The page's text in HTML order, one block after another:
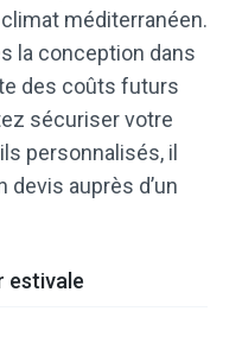
méditerranéen.
la conception dans
des coûts futurs
sécuriser votre
personnalisés, il
auprès d’un
estivale